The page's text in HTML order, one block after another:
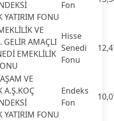
YATIRIM FONU
Fon
VE
GELİR AMAÇLI
EMEKLİLİK
Hisse
Senedi
Fonu
VE
A.Ş.KOÇ
YATIRIM FONU
Endeks
Fon